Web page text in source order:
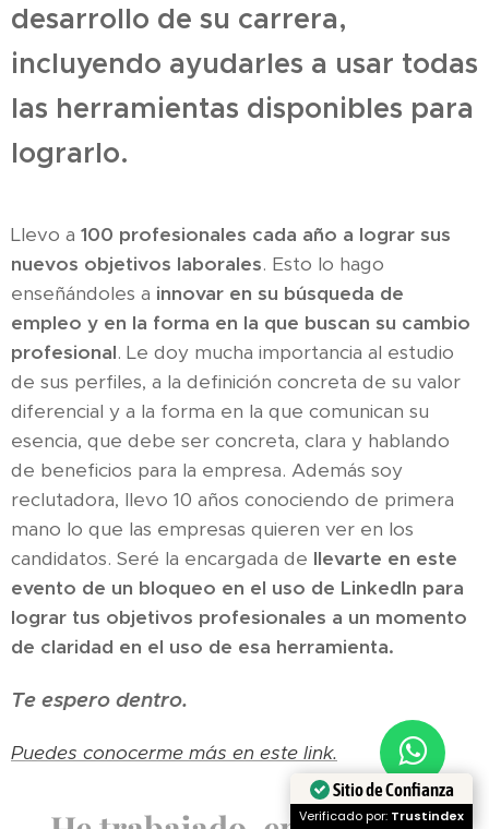
desarrollo de su carrera,
incluyendo ayudarles a usar todas
las herramientas disponibles para
lograrlo.
Llevo a 100 profesionales cada año a lograr sus
nuevos objetivos laborales. Esto lo hago
enseñándoles a innovar en su búsqueda de
empleo y en la forma en la que buscan su cambio
profesional. Le doy mucha importancia al estudio
de sus perfiles, a la definición concreta de su valor
diferencial y a la forma en la que comunican su
esencia, que debe ser concreta, clara y hablando
de beneficios para la empresa. Además soy
reclutadora, llevo 10 años conociendo de primera
mano lo que las empresas quieren ver en los
candidatos. Seré la encargada de llevarte en este
evento de un bloqueo en el uso de LinkedIn para
lograr tus objetivos profesionales a un momento
de claridad en el uso de esa herramienta.
Te espero dentro. 💖
Puedes conocerme más en este link.
Sitio de Confianza
Verificado por: Trustindex